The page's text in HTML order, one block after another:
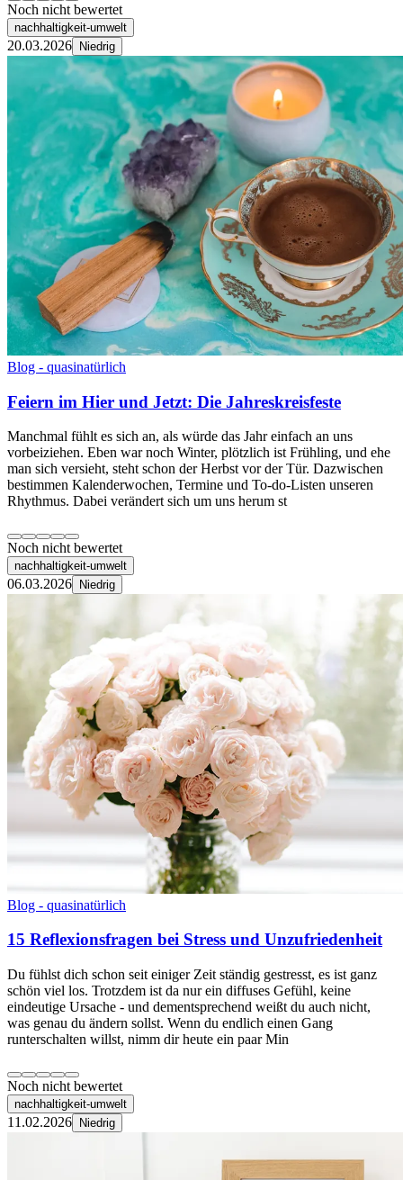
Noch nicht bewertet
nachhaltigkeit-umwelt
20.03.2026 Niedrig
Blog - quasinatürlich
Feiern im Hier und Jetzt: Die Jahreskreisfeste
Manchmal fühlt es sich an, als würde das Jahr einfach an uns
vorbeiziehen. Eben war noch Winter, plötzlich ist Frühling, und ehe
man sich versieht, steht schon der Herbst vor der Tür. Dazwischen
bestimmen Kalenderwochen, Termine und To-do-Listen unseren
Rhythmus. Dabei verändert sich um uns herum st
Noch nicht bewertet
nachhaltigkeit-umwelt
06.03.2026 Niedrig
Blog - quasinatürlich
15 Reflexionsfragen bei Stress und Unzufriedenheit
Du fühlst dich schon seit einiger Zeit ständig gestresst, es ist ganz
schön viel los. Trotzdem ist da nur ein diffuses Gefühl, keine
eindeutige Ursache - und dementsprechend weißt du auch nicht,
was genau du ändern sollst. Wenn du endlich einen Gang
runterschalten willst, nimm dir heute ein paar Min
Noch nicht bewertet
nachhaltigkeit-umwelt
11.02.2026 Niedrig